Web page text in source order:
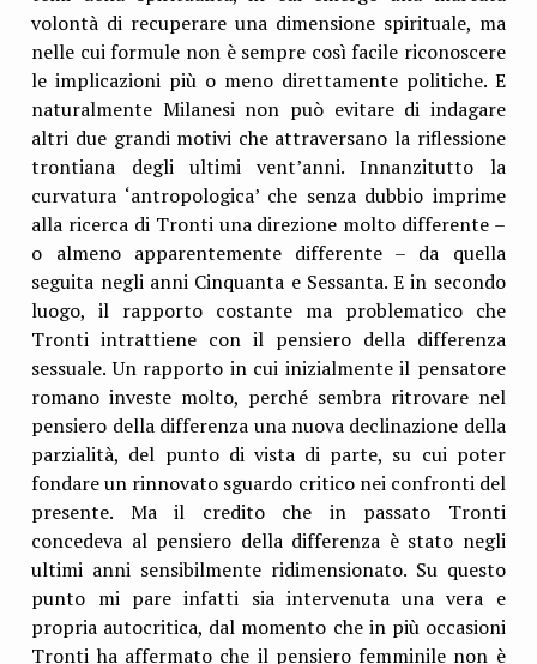
volontà di recuperare una dimensione spirituale, ma
nelle cui formule non è sempre così facile riconoscere
le implicazioni più o meno direttamente politiche. E
naturalmente Milanesi non può evitare di indagare
altri due grandi motivi che attraversano la riflessione
trontiana degli ultimi vent’anni. Innanzitutto la
curvatura ‘antropologica’ che senza dubbio imprime
alla ricerca di Tronti una direzione molto differente –
o almeno apparentemente differente – da quella
seguita negli anni Cinquanta e Sessanta. E in secondo
luogo, il rapporto costante ma problematico che
Tronti intrattiene con il pensiero della differenza
sessuale. Un rapporto in cui inizialmente il pensatore
romano investe molto, perché sembra ritrovare nel
pensiero della differenza una nuova declinazione della
parzialità, del punto di vista di parte, su cui poter
fondare un rinnovato sguardo critico nei confronti del
presente. Ma il credito che in passato Tronti
concedeva al pensiero della differenza è stato negli
ultimi anni sensibilmente ridimensionato. Su questo
punto mi pare infatti sia intervenuta una vera e
propria autocritica, dal momento che in più occasioni
Tronti ha affermato che il pensiero femminile non è